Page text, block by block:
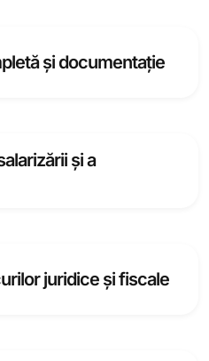
date extinsă,
a echipei de care
nevoie.
și documentație
certificat de siguranță
și a
salariale, impozitele și
a vă simplifica
costurile operaționale.
juridice și fiscale